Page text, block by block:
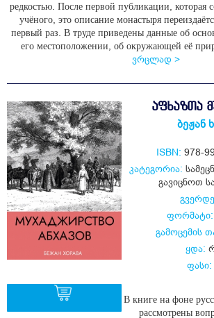
редкостью. После первой публикации, которая
учёного, это описание монастыря
первый раз. В труде приведены данные об
его местоположении, об окружающей её
ვრცლად >
ᲐᲤᲮᲐᲖᲗᲐ
ბეჟან
ISBN: 978-
კატეგორია:
გავიცნოთ
ფორმატი:
გამოცემის
ყდა:
ფასი:
В книге на фоне
рассмотрены